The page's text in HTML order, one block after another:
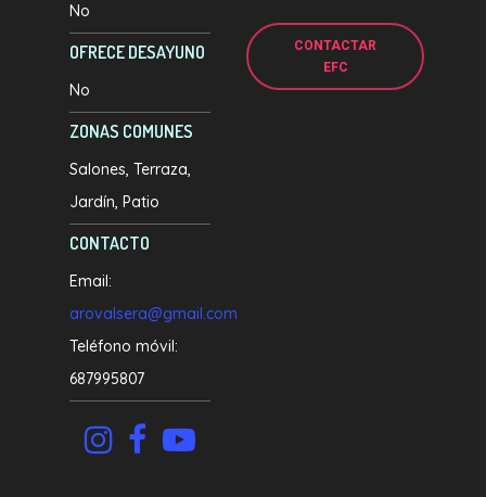
No
OFRECE DESAYUNO
No
ZONAS COMUNES
Salones Terraza
Jardín Patio
CONTACTO
Email:
arovalsera@gmail.com
Teléfono móvil:
687995807
CONTACTAR
EFC